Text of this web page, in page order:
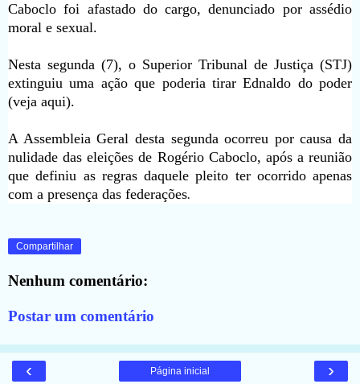
Caboclo foi afastado do cargo, denunciado por assédio
moral e sexual.
Nesta segunda (7), o Superior Tribunal de Justiça (STJ)
extinguiu uma ação que poderia tirar Ednaldo do poder
(veja aqui).
A Assembleia Geral desta segunda ocorreu por causa da
nulidade das eleições de Rogério Caboclo, após a reunião
que definiu as regras daquele pleito ter ocorrido apenas
com a presença das federações.
Compartilhar
Nenhum comentário:
Postar um comentário
‹ ›
Página inicial